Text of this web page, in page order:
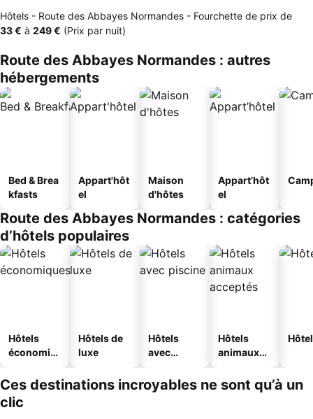
Hôtels - Route des Abbayes Normandes - Fourchette de prix de
‎33 € à ‎249 € (Prix par nuit)
Route des Abbayes Normandes : autres
hébergements
Bed & Brea
kfasts
Appart'hôt
el
Maison
d'hôtes
Appart’hôt
el
Route des Abbayes Normandes : catégories
d’hôtels populaires
Hôtels
économiq
Hôtels de
luxe
Hôtels
avec
Hôtels
animaux
Ces destinations incroyables ne sont qu’à un
clic